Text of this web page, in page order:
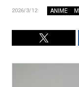
2026/3/12 ANIME